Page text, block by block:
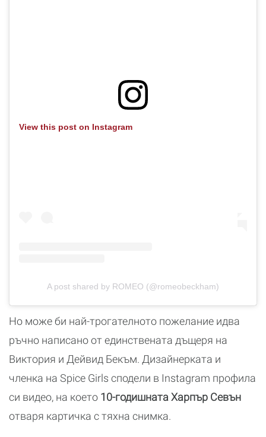
View this post on Instagram
A post shared by ROMEO (@romeobeckham)
Но може би най-трогателното пожелание идва
ръчно написано от единствената дъщеря на
Виктория и Дейвид Бекъм. Дизайнерката и
членка на Spice Girls сподели в Instagram профила
си видео, на което 10-годишната Харпър Севън
отваря картичка с тяхна снимка.